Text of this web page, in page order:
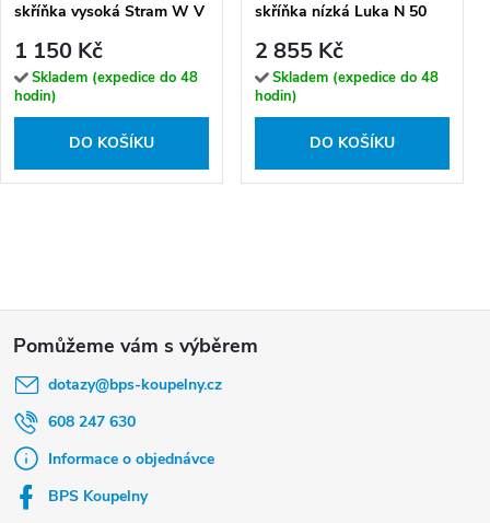
skříňka vysoká Stram W V
1 150 Kč
Skladem (expedice do 48
hodin)
DO KOŠÍKU
skříňka nízká Luka N 50
2 855 Kč
Skladem (expedice do 48
hodin)
DO KOŠÍKU
dotazy@bps-koupelny.cz
608 247 630
Informace o objednávce
BPS Koupelny